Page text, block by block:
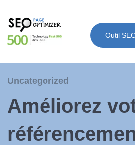
Outil
Uncategorized
Améliorez